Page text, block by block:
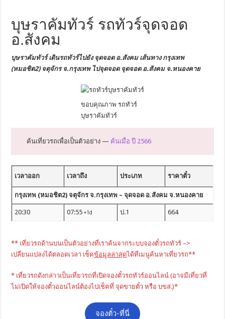
บุษราคัมทัวร์ รถทัวร์จุดจอด
อ.สังคม
บุษราคัมทัวร์ เดินรถทัวร์ไปยัง จุดจอด อ.สังคมเส้นทาง กรุงเทพ
(หมอชิต2) จตุจักร จ.กรุงเทพ ไปจุดจอด จุดจอด อ.สังคม จ.หนองคาย
ขอบคุณภาพ รถทัวร์
บุษราคัมทัวร์
ค้นเที่ยวรถเพื่อเป็นตัวอย่าง — ค้นเมื่อ ปี 2566
เวลาออก เวลาถึง ประเภท ราคาตั๋ว
กรุงเทพ (หมอชิต2) จตุจักร จ.กรุงเทพ – จุดจอด อ.สังคม จ.หนองคาย
20:30 07:55+1d ป.1 664
** เที่ยวรถด้านบนเป็นตัวอย่างที่เราค้นจากระบบจองตั๋วรถทัวร์ –>
เปลี่ยนแปลงได้ตลอดเวลา เช็คข้อมูลล่าสุดได้ที่เมนูค้นหาเที่ยวรถ**
* เที่ยวรถดังกล่าวเป็นเที่ยวรถที่เปิดจองตั๋วรถทัวร์ออนไลน์ (อาจมีเที่ยวที่
ไม่เปิดให้จองตั๋วออนไลน์ต้องไปเช็คที่ จุดขายตั๋ว หรือ บขส.)*
จองตั๋ว-ที่นี่